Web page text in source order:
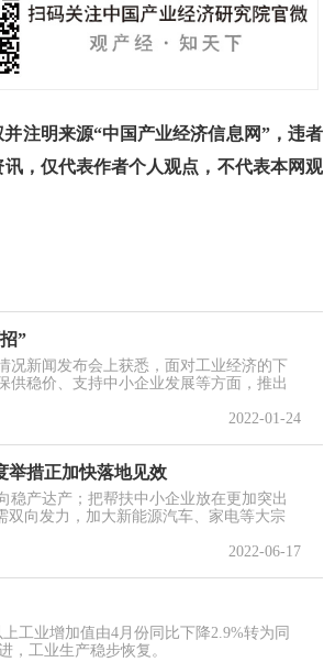
注明来源“中国产业经济信息网”，违者
，仅代表作者个人观点，不代表本网观
”
况新闻发布会上获悉，面对工业经济的下
供稳价、支持中小企业发展等方面，推出
2022-01-24
举措正加快落地见效
稳产达产；把帮扶中小企业放在更加突出
双向发力，加大新能源汽车、家电等大宗
2022-06-17
工业增加值由4月份同比下降2.9%转为同
，工业生产稳步恢复。